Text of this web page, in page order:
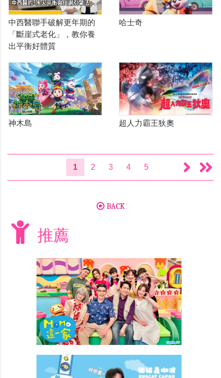
中西醫聯手破解更年期的
「斷崖式老化」，教你養
出平衡好體質
哈士奇
神木島 超人力霸王狄奧
1 2 3 4 5
BACK
推薦